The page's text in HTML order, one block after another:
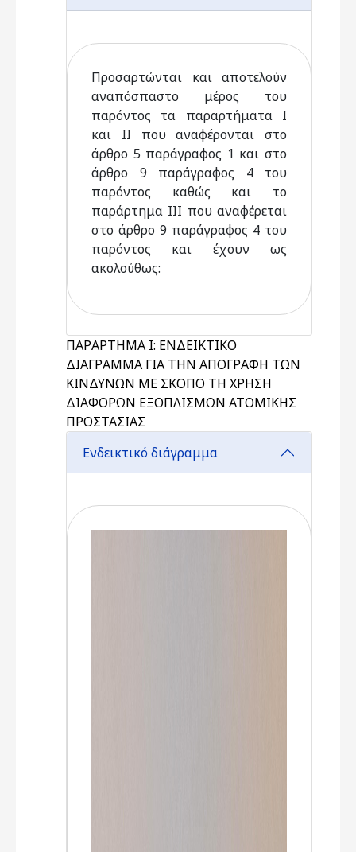
Προσαρτώνται και αποτελούν
αναπόσπαστο μέρος του
παρόντος τα παραρτήματα I
και II που αναφέρονται στο
άρθρο 5 παράγραφος 1 και στο
άρθρο 9 παράγραφος 4 του
παρόντος καθώς και το
παράρτημα III που αναφέρεται
στο άρθρο 9 παράγραφος 4 του
παρόντος και έχουν ως
ακολούθως:
ΠΑΡΑΡΤΗΜΑ Ι: ΕΝΔΕΙΚΤΙΚΟ
ΔΙΑΓΡΑΜΜΑ ΓΙΑ ΤΗΝ ΑΠΟΓΡΑΦΗ ΤΩΝ
ΚΙΝΔΥΝΩΝ ΜΕ ΣΚΟΠΟ ΤΗ ΧΡΗΣΗ
ΔΙΑΦΟΡΩΝ ΕΞΟΠΛΙΣΜΩΝ ΑΤΟΜΙΚΗΣ
ΠΡΟΣΤΑΣΙΑΣ
Ενδεικτικό διάγραμμα